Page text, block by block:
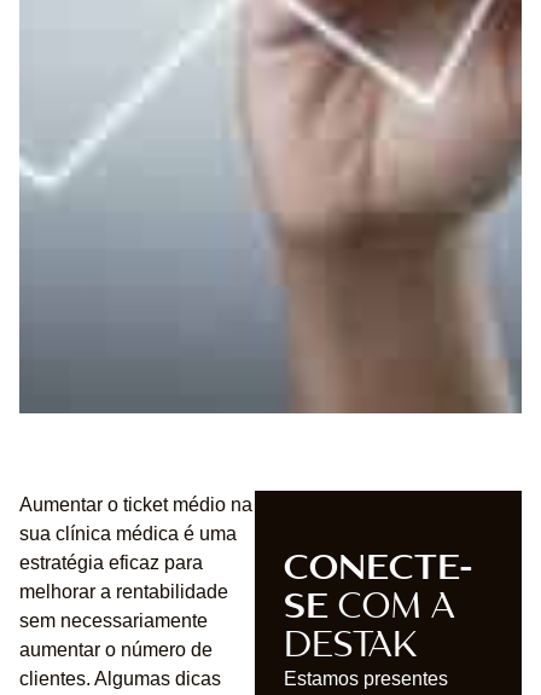
CONECTE-
SECOM A
DESTAK
Estamos presentes
Aumentar o ticket médio na
sua clínica médica é uma
estratégia eficaz para
melhorar a rentabilidade
sem necessariamente
aumentar o número de
clientes. Algumas dicas